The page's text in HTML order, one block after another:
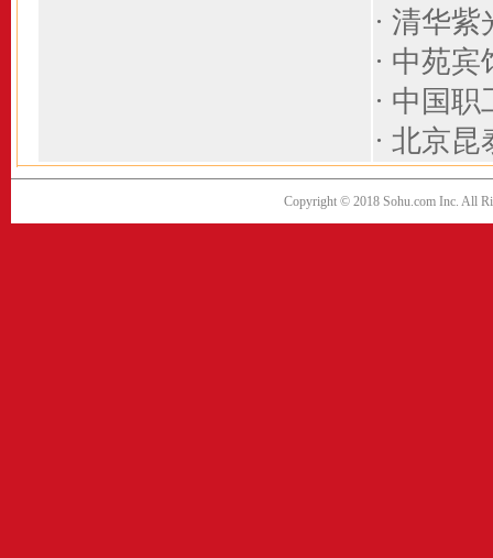
· 清华紫
· 中苑宾
· 中国职
· 北京昆
Copyright © 2018 Sohu.com Inc. All